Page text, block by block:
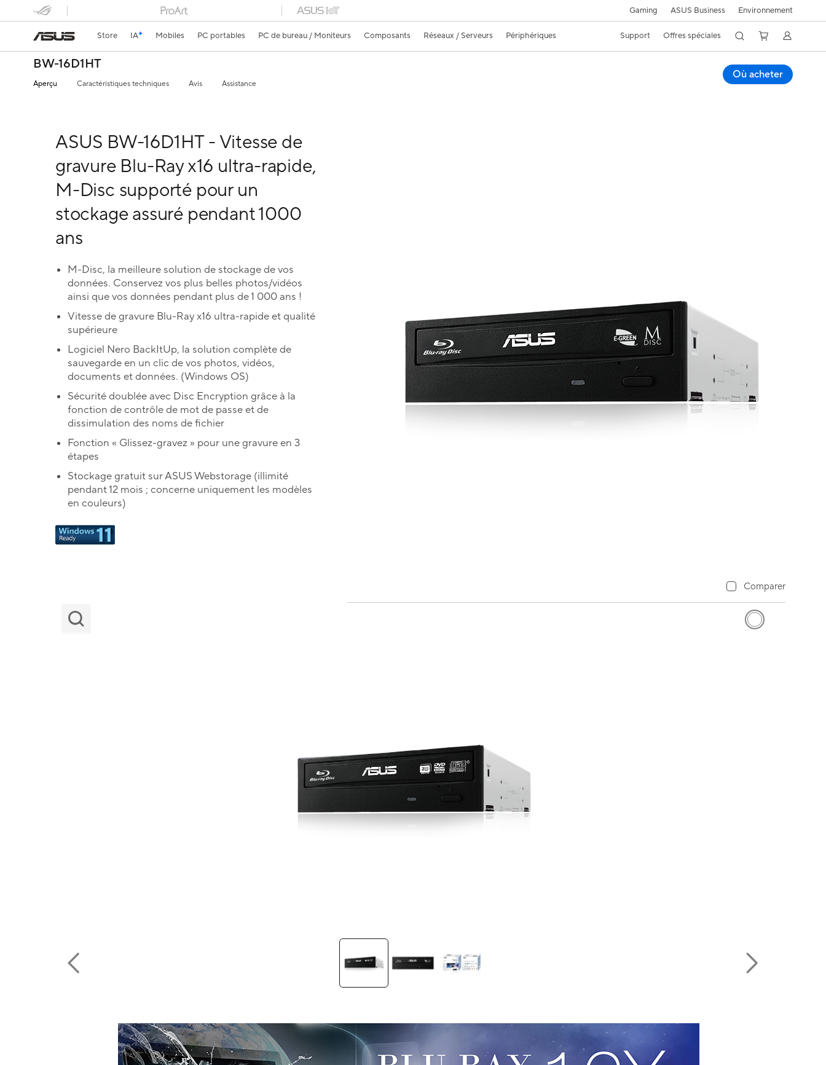
Gaming ASUS Business Environnement
Store IA Mobiles PC portables PC de bureau / Moniteurs Composants Réseaux / Serveurs Périphériques Support Offres spéciales
BW-16D1HT
Aperçu Caractéristiques techniques Avis Assistance
Où acheter
ASUS BW-16D1HT - Vitesse de
gravure Blu-Ray x16 ultra-rapide,
M-Disc supporté pour un
stockage assuré pendant 1000
ans
M-Disc, la meilleure solution de stockage de vos
données. Conservez vos plus belles photos/vidéos
ainsi que vos données pendant plus de 1 000 ans !
Vitesse de gravure Blu-Ray x16 ultra-rapide et qualité
supérieure
Logiciel Nero BackItUp, la solution complète de
sauvegarde en un clic de vos photos, vidéos,
documents et données. (Windows OS)
Sécurité doublée avec Disc Encryption grâce à la
fonction de contrôle de mot de passe et de
dissimulation des noms de fichier
Fonction « Glissez-gravez » pour une gravure en 3
étapes
Stockage gratuit sur ASUS Webstorage (illimité
pendant 12 mois ; concerne uniquement les modèles
en couleurs)
Comparer